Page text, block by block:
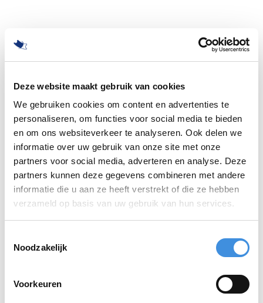
Deze website maakt gebruik van cookies
We gebruiken cookies om content en advertenties te
personaliseren, om functies voor social media te bieden
en om ons websiteverkeer te analyseren. Ook delen we
informatie over uw gebruik van onze site met onze
partners voor social media, adverteren en analyse. Deze
partners kunnen deze gegevens combineren met andere
informatie die u aan ze heeft verstrekt of die ze hebben
verzameld op basis van uw gebruik van hun services.
Noodzakelijk
Voorkeuren
500